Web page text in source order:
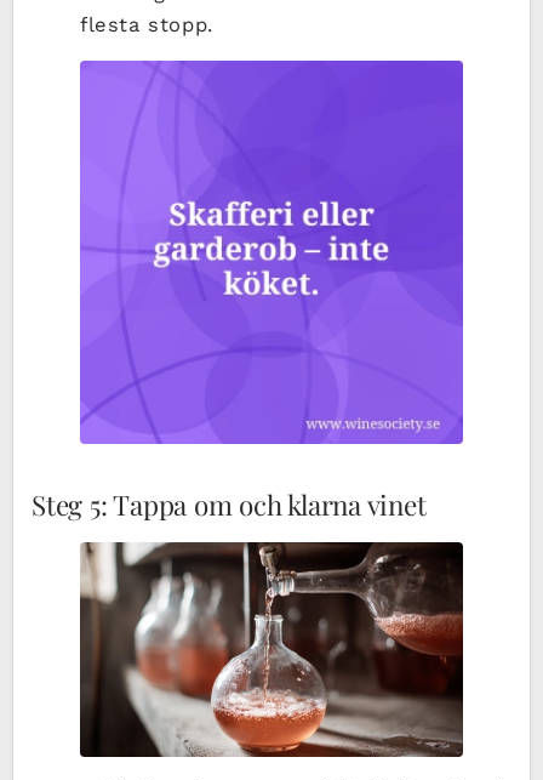
flesta stopp.
Steg 5: Tappa om och klarna vinet